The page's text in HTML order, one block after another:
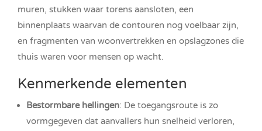
muren, stukken waar torens aansloten, een
binnenplaats waarvan de contouren nog voelbaar zijn,
en fragmenten van woonvertrekken en opslagzones die
thuis waren voor mensen op wacht.
Kenmerkende elementen
Bestormbare hellingen: De toegangsroute is zo
vormgegeven dat aanvallers hun snelheid verloren,